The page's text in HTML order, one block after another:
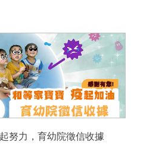
努力，育幼院徵信收據